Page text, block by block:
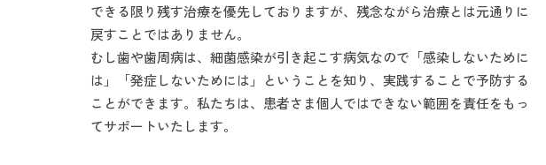
できる限り残す治療を優先しておりますが、残念ながら治療とは元通りに
戻すことではありません。
むし歯や歯周病は、細菌感染が引き起こす病気なので「感染しないために
は」「発症しないためには」ということを知り、実践することで予防する
ことができます。私たちは、患者さま個人ではできない範囲を責任をもっ
てサポートいたします。